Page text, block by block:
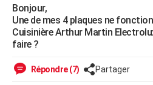
Essais
Réserver un essai
Citadines
Berlines
SUV
Forum auto
+HIGH-TECH
Mobiles
Meilleur smartphone
Internet
Ordinateurs
Jeux vidéo
Guide high-tech
+BRICOLAGE
Forum
Aménagement intérieur
Extérieur
Cuisine
Salle de bains
Jardinage
Rangement
WEEK-END
Bonjour,
Une de mes 4 plaques ne
Cuisinière Arthur Martin
faire ?
Répondre (7) Partager